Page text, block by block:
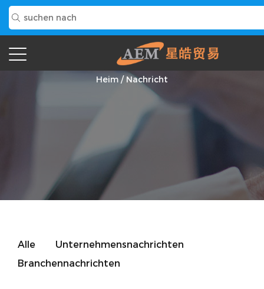
Nachricht
Heim / Nachricht
Alle
Unternehmensnachrichten
Branchennachrichten